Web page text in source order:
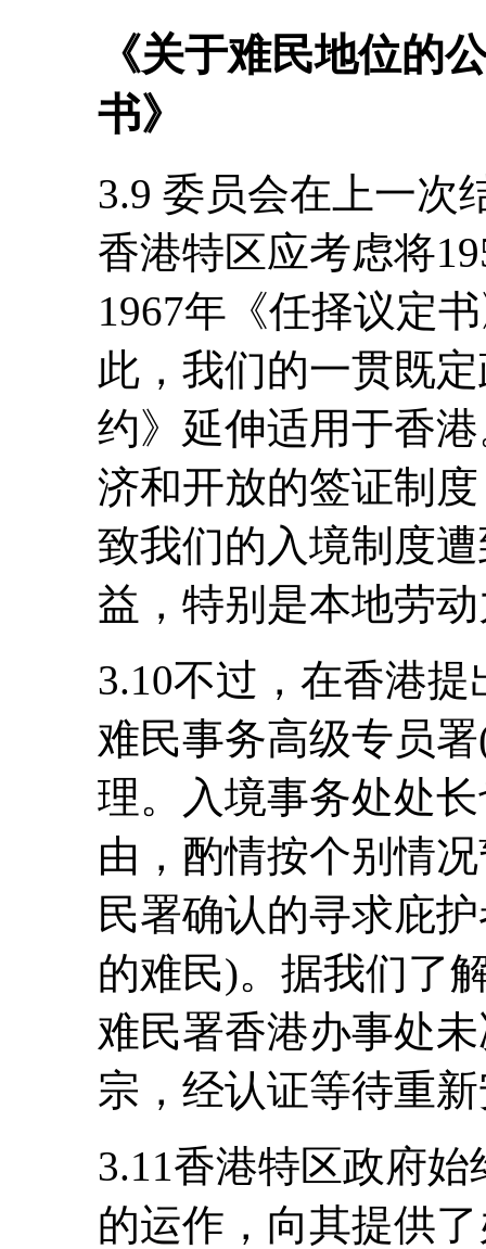
《关于难民地位的
书》
3.9 委员会在上一次
香港特区应考虑将
1967年《任择议定
此，我们的一贯既
约》延伸适用于香
济和开放的签证制
致我们的入境制度
益，特别是本地劳
3.10不过，在香港
难民事务高级专员
理。入境事务处处
由，酌情按个别情
民署确认的寻求庇
的难民)。据我们了
难民署香港办事处
宗，经认证等待重
3.11香港特区政府
的运作，向其提供